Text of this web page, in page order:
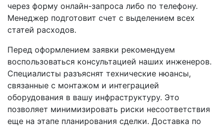
через форму онлайн-запроса либо по телефону.
Менеджер подготовит счет с выделением всех
статей расходов.
Перед оформлением заявки рекомендуем
воспользоваться консультацией наших инженеров.
Специалисты разъяснят технические нюансы,
связанные с монтажом и интеграцией
оборудования в вашу инфраструктуру. Это
позволяет минимизировать риски несоответствия
еще на этапе планирования сделки. Доставка по